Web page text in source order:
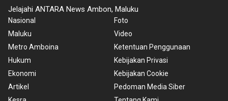
Jelajahi ANTARA News Ambon, Maluku
Nasional
Maluku
Metro Amboina
Hukum
Ekonomi
Artikel
Foto
Video
Ketentuan Penggunaan
Kebijakan Privasi
Kebijakan Cookie
Pedoman Media Siber